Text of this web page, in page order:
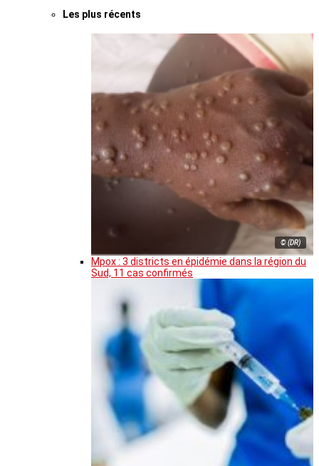
Les plus récents
© (DR)
Mpox : 3 districts en épidémie dans la région du
Sud, 11 cas confirmés